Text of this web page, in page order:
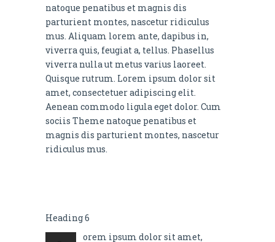
natoque penatibus et magnis dis
parturient montes, nascetur ridiculus
mus. Aliquam lorem ante, dapibus in,
viverra quis, feugiat a, tellus. Phasellus
viverra nulla ut metus varius laoreet.
Quisque rutrum. Lorem ipsum dolor sit
amet, consectetuer adipiscing elit.
Aenean commodo ligula eget dolor. Cum
sociis Theme natoque penatibus et
magnis dis parturient montes, nascetur
ridiculus mus.
Heading 6
orem ipsum dolor sit amet,